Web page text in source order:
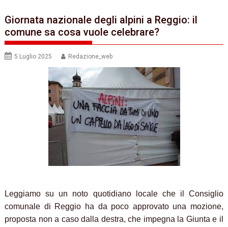
Giornata nazionale degli alpini a Reggio: il
comune sa cosa vuole celebrare?
5 Luglio 2025 Redazione_web
Leggiamo su un noto quotidiano locale che il Consiglio
comunale di Reggio ha da poco approvato una mozione,
proposta non a caso dalla destra, che impegna la Giunta e il